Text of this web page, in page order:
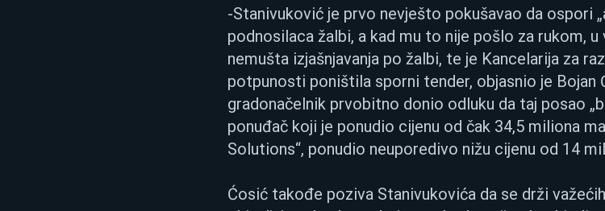
-Stanivuković je prvo nevješto pokušavao da ospori
podnosilaca žalbi, a kad mu to nije pošlo za rukom, u
nemušta izjašnjavanja po žalbi, te je Kancelarija za
potpunosti poništila sporni tender, objasnio je Bojan
gradonačelnik prvobitno donio odluku da taj posao
ponuđač koji je ponudio cijenu od čak 34,5 miliona
Solutions“, ponudio neuporedivo nižu cijenu od 14
Ćosić takođe poziva Stanivukovića da se drži